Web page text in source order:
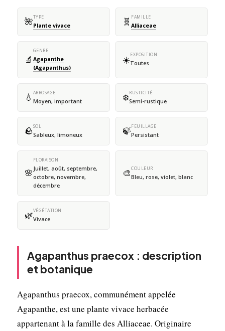
🌺TYPE
Plante vivace 🧬 FAMILLE
Alliaceae
🔬
GENRE
Agapanthe
(Agapanthus)
☀️EXPOSITION
Toutes
💧 ARROSAGE
Moyen, important ❄️RUSTICITÉ
Semi-rustique
🪨SOL
Sableux, limoneux 🍃FEUILLAGE
Persistant
🌸
FLORAISON
Juillet, août, septembre,
octobre, novembre,
décembre
🎨COULEUR
Bleu, rose, violet, blanc
🌿VÉGÉTATION
Vivace
Agapanthus praecox : description
et botanique
Agapanthus praecox, communément appelée
Agapanthe, est une plante vivace herbacée
appartenant à la famille des Alliaceae. Originaire